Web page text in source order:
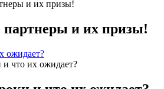
и их призы!
ожидает?